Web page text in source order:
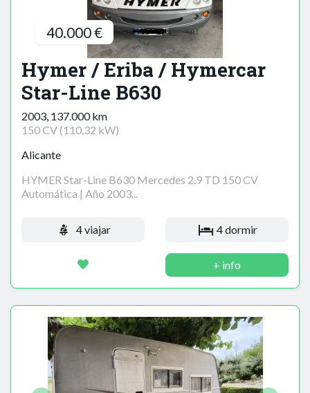
40.000 €
Hymer / Eriba / Hymercar
Star-Line B630
2003, 137.000 km
150 CV (110,32 kW)
Alicante
HYMER Star-Line B630 Mercedes 2.9 TD 150 CV
Automática | Año 2003...
4 viajar 4 dormir
+ info